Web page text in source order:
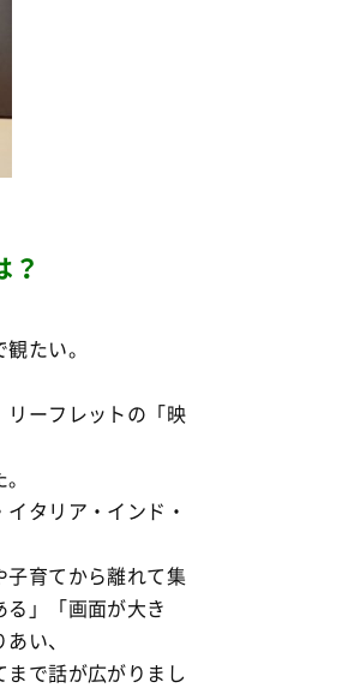
？
たい。
リーフレットの「映
タリア・インド・
育てから離れて集
」「画面が大き
い、
で話が広がりまし